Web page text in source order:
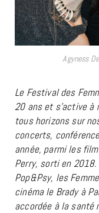
Agyness
Le Festival des
20 ans et s’active à
tous horizons sur
concerts,
année, parmi les
Perry, sorti en
Pop&Psy, les
cinéma le Brady à
accordée à la santé